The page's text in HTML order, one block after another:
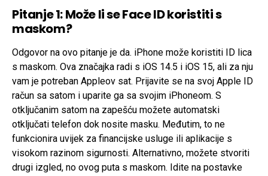
Pitanje 1: Može li se Face ID koristiti s
maskom?
Odgovor na ovo pitanje je da. iPhone može koristiti ID lica
s maskom. Ova značajka radi s iOS 14.5 i iOS 15, ali za nju
vam je potreban Appleov sat. Prijavite se na svoj Apple ID
račun sa satom i uparite ga sa svojim iPhoneom. S
otključanim satom na zapešću možete automatski
otključati telefon dok nosite masku. Međutim, to ne
funkcionira uvijek za financijske usluge ili aplikacije s
visokom razinom sigurnosti. Alternativno, možete stvoriti
drugi izgled, no ovog puta s maskom. Idite na postavke